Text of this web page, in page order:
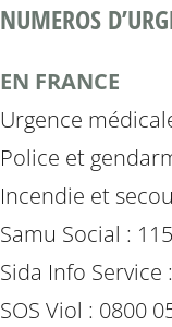
NUMEROS
EN FRANCE
Urgence
Police et
Incendie et
Samu Social : 115
Sida Info Service
SOS Viol : 0800